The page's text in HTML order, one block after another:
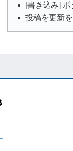
[書き込み]
投稿を更新